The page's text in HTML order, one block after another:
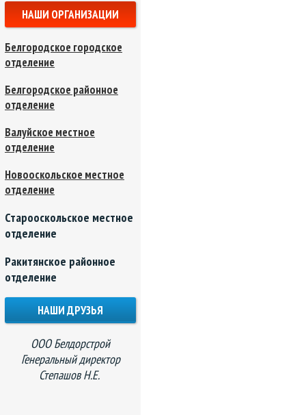
НАШИ ОРГАНИЗАЦИИ
Белгородское городское
отделение
Белгородское районное
отделение
Валуйское местное
отделение
Новооскольское местное
отделение
Старооскольское местное
отделение
Ракитянское районное
отделение
НАШИ ДРУЗЬЯ
ООО Белдорстрой
Генеральный директор
Степашов Н.Е.